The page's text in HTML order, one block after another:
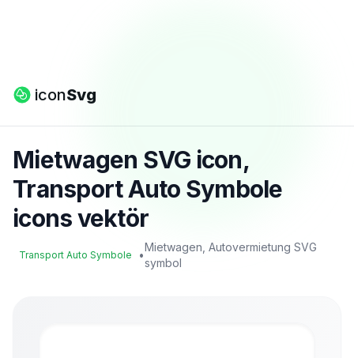
iconSvg
Mietwagen SVG icon,
Transport Auto Symbole
icons vektör
Transport Auto Symbole •
Mietwagen, Autovermietung SVG
symbol